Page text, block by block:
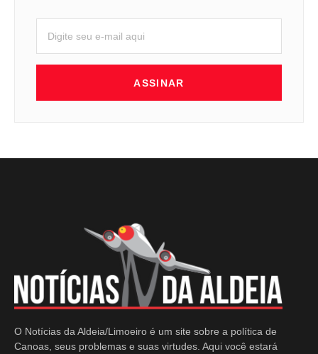
ASSINAR
O Notícias da Aldeia/Limoeiro é um site sobre a política de
Canoas, seus problemas e suas virtudes. Aqui você estará